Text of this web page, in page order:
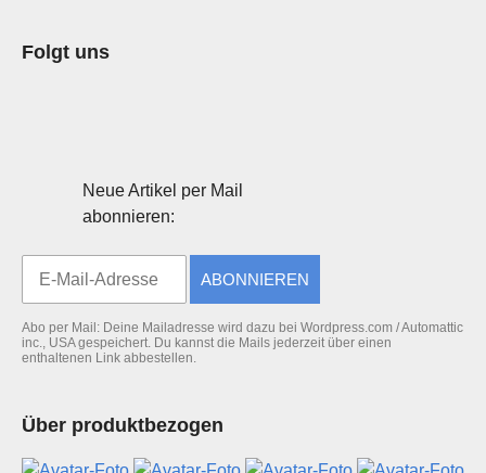
Folgt uns
Neue Artikel per Mail
abonnieren:
ABONNIEREN
Abo per Mail: Deine Mailadresse wird dazu bei Wordpress.com / Automattic
inc., USA gespeichert. Du kannst die Mails jederzeit über einen
enthaltenen Link abbestellen.
Über produktbezogen